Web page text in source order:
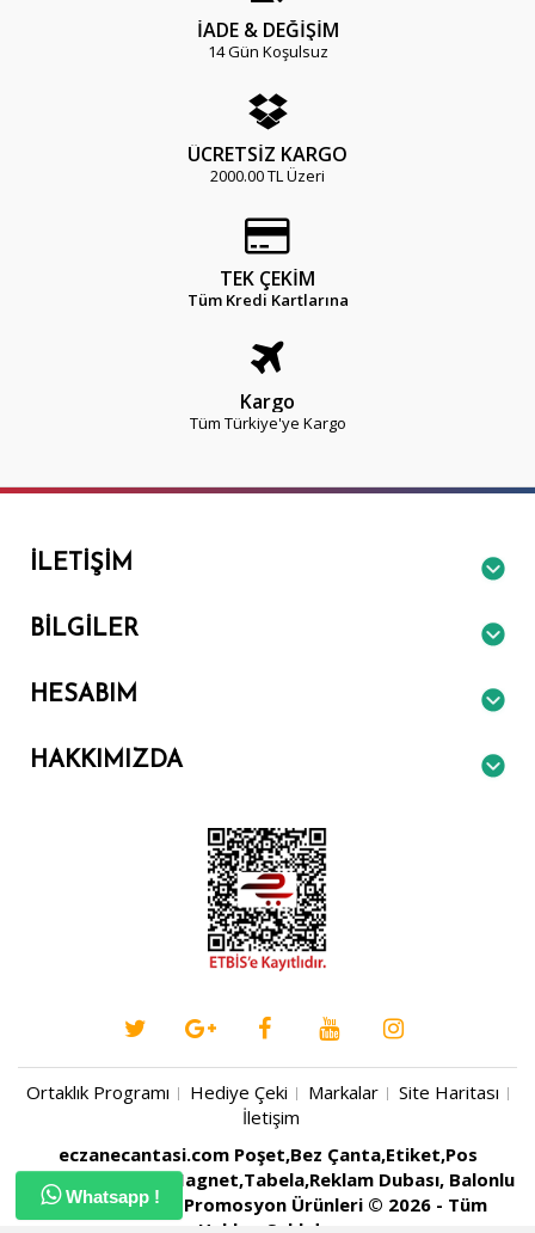
Whatsapp !
İADE & DEĞİŞİM
14 Gün Koşulsuz
ÜCRETSİZ KARGO
2000.00 TL Üzeri
TEK ÇEKİM
Tüm Kredi Kartlarına
Kargo
Tüm Türkiye'ye Kargo
İLETIŞIM
BILGILER
HESABIM
HAKKIMIZDA
Ortaklık Programı Hediye Çeki Markalar
Site Haritası
İletişim
eczanecantasi.com Poşet,Bez Çanta,Etiket,Pos
Rulosu,Kartvizit,Magnet,Tabela,Reklam Dubası, Balonlu
Naylon, Baskılı Promosyon Ürünleri © 2026 - Tüm